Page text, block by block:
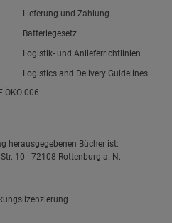
Lieferung und Zahlung
Batteriegesetz
Logistik- und Anlieferrichtlinien
Logistics and Delivery Guidelines
ÖKO-006
herausgegebenen Bücher ist:
10 - 72108 Rottenburg a. N. -